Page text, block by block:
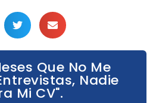
Que No Me
Nadie
Mi CV".